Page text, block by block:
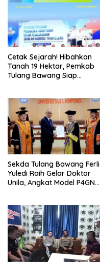
Cetak Sejarah! Hibahkan
Tanah 19 Hektar, Pemkab
Tulang Bawang Siap
Lampung
Sekda Tulang Bawang Ferli
Yuledi Raih Gelar Doktor
Unila, Angkat Model P4GN